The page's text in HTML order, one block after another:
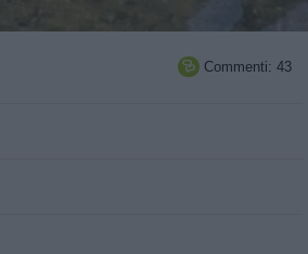
 Commenti: 43